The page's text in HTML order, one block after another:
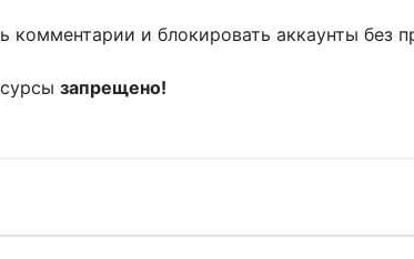
комментарии и блокировать аккаунты без
запрещено!